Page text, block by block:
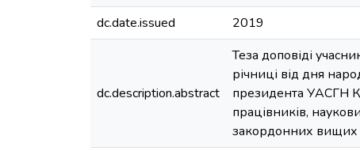
dc.date.issued
2019
dc.description.abstract
Теза доповіді
річниці від дня
президента УАСГН
працівників,
закордонних вищих